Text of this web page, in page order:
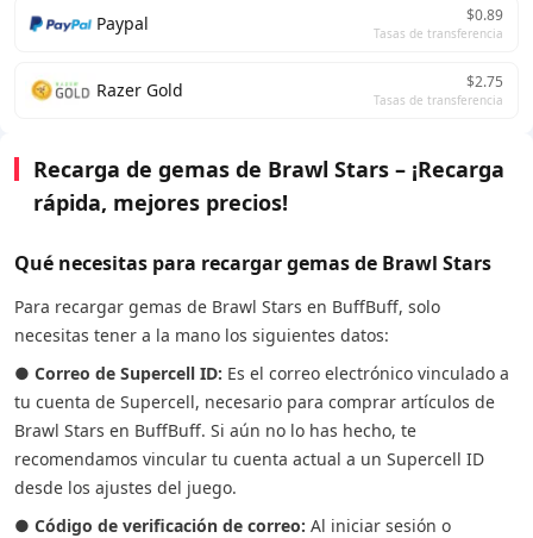
Paypal $0.89
Tasas de transferencia
Razer Gold $2.75
Tasas de transferencia
Recarga de gemas de Brawl Stars – ¡Recarga
rápida, mejores precios!
Qué necesitas para recargar gemas de Brawl Stars
Para recargar gemas de Brawl Stars en BuffBuff, solo
necesitas tener a la mano los siguientes datos:
● Correo de Supercell ID: Es el correo electrónico vinculado a
tu cuenta de Supercell, necesario para comprar artículos de
Brawl Stars en BuffBuff. Si aún no lo has hecho, te
recomendamos vincular tu cuenta actual a un Supercell ID
desde los ajustes del juego.
● Código de verificación de correo: Al iniciar sesión o